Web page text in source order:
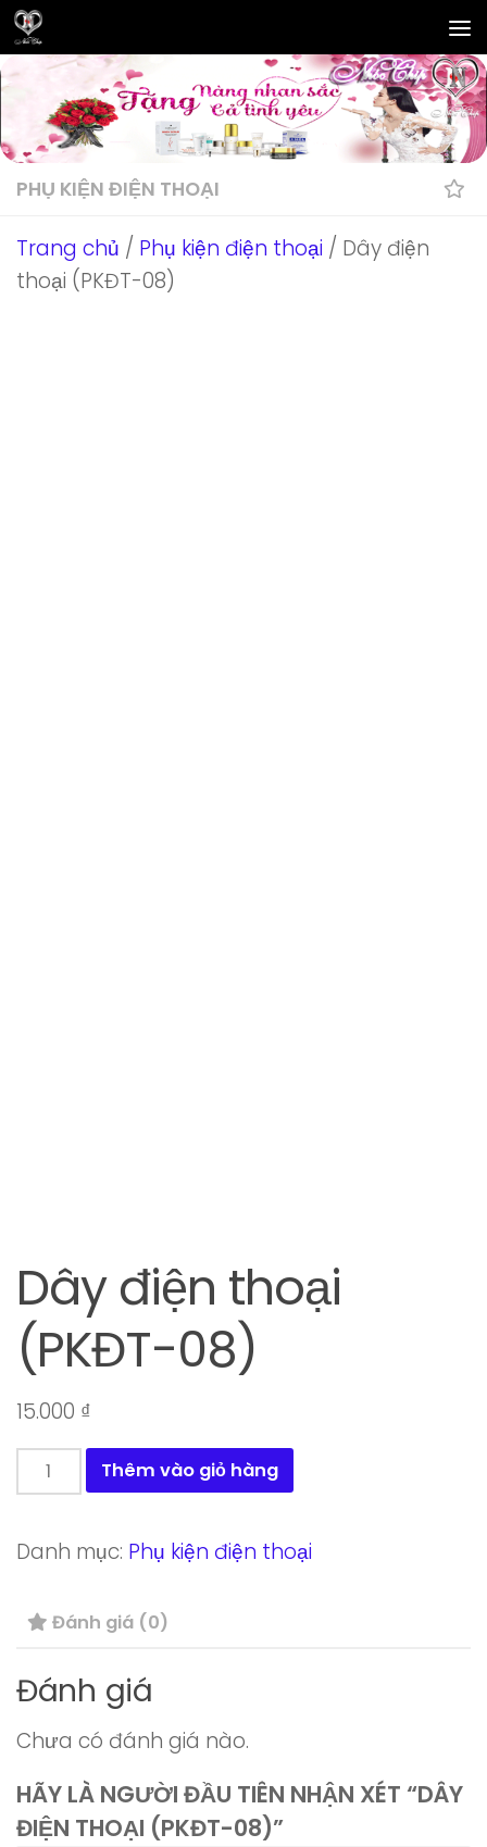
Skip to content
PHỤ KIỆN ĐIỆN THOẠI
Trang chủ / Phụ kiện điện thoại / Dây điện
thoại (PKĐT-08)
Dây điện thoại
(PKĐT-08)
15.000 ₫
Dây
điện
(PKĐT-
số
Thêm vào giỏ hàng
Danh mục: Phụ kiện điện thoại
Đánh giá (0)
Đánh giá
Chưa có đánh giá nào.
HÃY LÀ NGƯỜI ĐẦU TIÊN NHẬN XÉT “DÂY
ĐIỆN THOẠI (PKĐT-08)”